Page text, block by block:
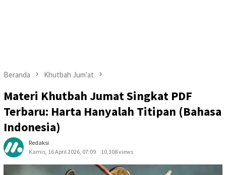
Beranda Khutbah Jum'at
Materi Khutbah Jumat Singkat PDF
Terbaru: Harta Hanyalah Titipan (Bahasa
Indonesia)
Redaksi
Kamis, 16 April 2026, 07:09
10,308 views